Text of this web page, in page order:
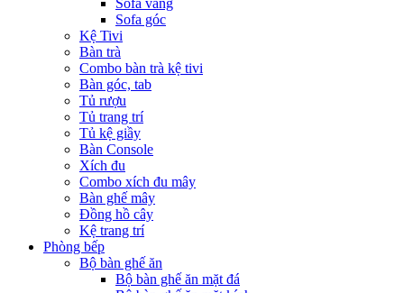
Sofa văng
Sofa góc
Kệ Tivi
Bàn trà
Combo bàn trà kệ tivi
Bàn góc, tab
Tủ rượu
Tủ trang trí
Tủ kệ giầy
Bàn Console
Xích đu
Combo xích đu mây
Bàn ghế mây
Đồng hồ cây
Kệ trang trí
Phòng bếp
Bộ bàn ghế ăn
Bộ bàn ghế ăn mặt đá